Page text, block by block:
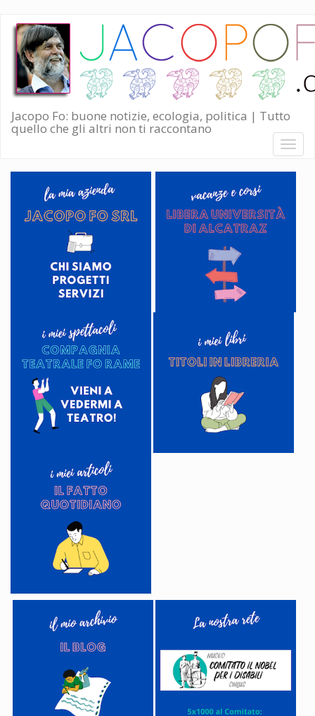
Salta
contenuto
principale
Jacopo Fo: buone notizie, ecologia, politica | Tutto
quello che gli altri non ti raccontano
Toggle